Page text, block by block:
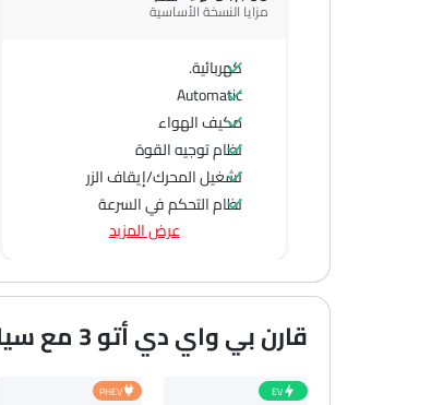
مزايا النسخة الأساسية
كهربائية.
Automatic
مكيف الهواء
نظام توجيه القوة
تشغيل المحرك/إيقاف الزر
نظام التحكم في السرعة
عجلة قيادة متعددة الوظائف
جبهة المتحدثين
اتصال بلوتوث
التحكم التلقائي في المناخ
عرض المزيد
قارن بي واي دي أتو 3 مع سيارات مشابهة
EV
PHEV